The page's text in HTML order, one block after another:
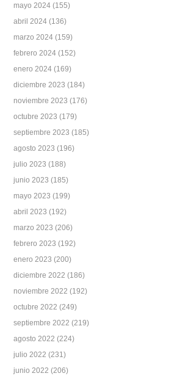
mayo 2024 (155)
abril 2024 (136)
marzo 2024 (159)
febrero 2024 (152)
enero 2024 (169)
diciembre 2023 (184)
noviembre 2023 (176)
octubre 2023 (179)
septiembre 2023 (185)
agosto 2023 (196)
julio 2023 (188)
junio 2023 (185)
mayo 2023 (199)
abril 2023 (192)
marzo 2023 (206)
febrero 2023 (192)
enero 2023 (200)
diciembre 2022 (186)
noviembre 2022 (192)
octubre 2022 (249)
septiembre 2022 (219)
agosto 2022 (224)
julio 2022 (231)
junio 2022 (206)